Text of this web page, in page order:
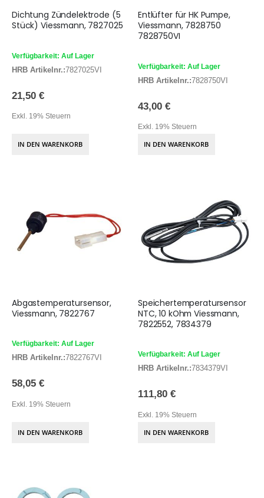
Dichtung Zündelektrode (5
Stück) Viessmann, 7827025
Verfügbarkeit: Auf Lager
HRB Artikelnr.:7827025VI
21,50 €
Exkl. 19% Steuern
IN DEN WARENKORB
Entlüfter für HK Pumpe,
Viessmann, 7828750
7828750VI
Verfügbarkeit: Auf Lager
HRB Artikelnr.:7828750VI
43,00 €
Exkl. 19% Steuern
IN DEN WARENKORB
Abgastemperatursensor,
Viessmann, 7822767
Verfügbarkeit: Auf Lager
HRB Artikelnr.:7822767VI
58,05 €
Exkl. 19% Steuern
IN DEN WARENKORB
Speichertemperatursensor
NTC, 10 kOhm Viessmann,
7822552, 7834379
Verfügbarkeit: Auf Lager
HRB Artikelnr.:7834379VI
111,80 €
Exkl. 19% Steuern
IN DEN WARENKORB